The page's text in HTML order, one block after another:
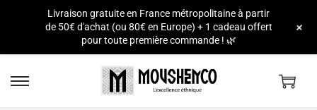
Livraison gratuite en France métropolitaine à partir
de 50€ d'achat (ou 80€ en Europe) + 1 cadeau offert
pour toute première commande ! 🌿
+